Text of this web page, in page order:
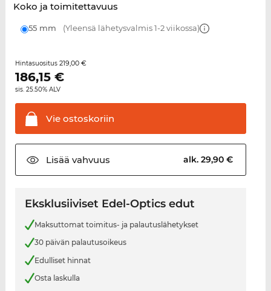
Koko ja toimitettavuus
55 mm (Yleensä lähetysvalmis 1-2 viikossa)
Hintasuositus 219,00 €
186,15€
sis. 25.50% ALV
Vieostoskoriin
Lisää vahvuus alk. 29,90 €
Eksklusiiviset Edel-Optics edut
Maksuttomat toimitus- ja palautuslähetykset
30 päivän palautusoikeus
Edulliset hinnat
Osta laskulla